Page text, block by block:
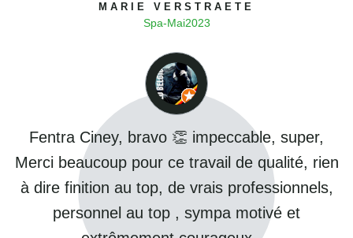
MARIE VERSTRAETE
Spa-Mai2023
Fentra Ciney, bravo 👏 impeccable, super,
Merci beaucoup pour ce travail de qualité, rien
à dire finition au top, de vrais professionnels,
personnel au top , sympa motivé et